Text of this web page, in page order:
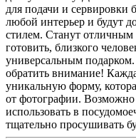
для подачи и сервировки
любой интерьер и будут
стилем. Станут отличным
готовить, близкого
универсальным
обратить внимание!
уникальную форму,
от фотографии. Возможно
использовать в
тщательно просушивать